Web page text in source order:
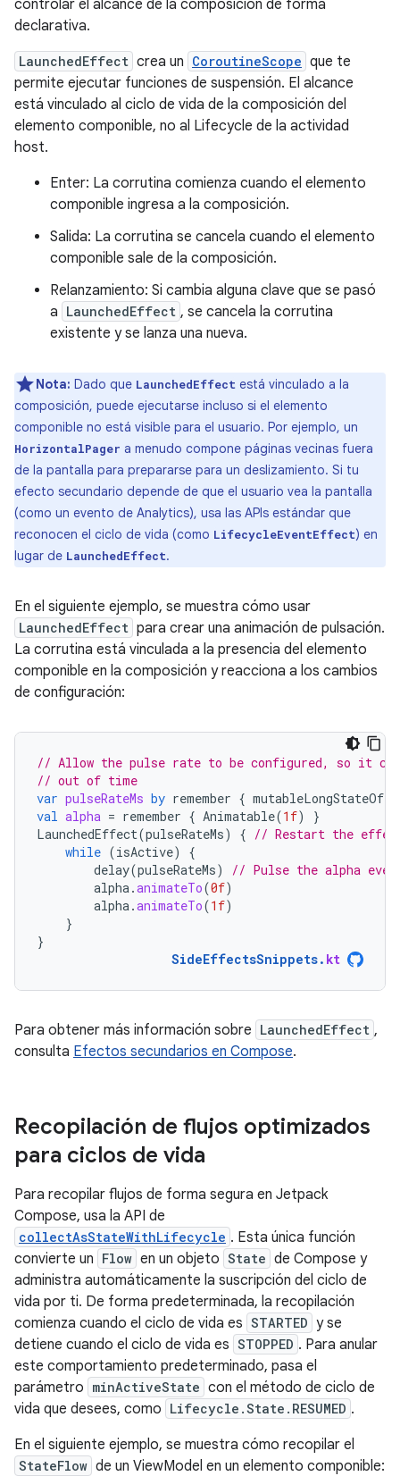
controlar el alcance de la composición de forma
declarativa.
LaunchedEffect crea un CoroutineScope que te
permite ejecutar funciones de suspensión. El alcance
está vinculado al ciclo de vida de la composición del
elemento componible, no al Lifecycle de la actividad
host.
Enter: La corrutina comienza cuando el elemento
componible ingresa a la composición.
Salida: La corrutina se cancela cuando el elemento
componible sale de la composición.
Relanzamiento: Si cambia alguna clave que se pasó
a LaunchedEffect , se cancela la corrutina
existente y se lanza una nueva.
Nota: Dado que LaunchedEffect está vinculado a la
composición, puede ejecutarse incluso si el elemento
componible no está visible para el usuario. Por ejemplo, un
HorizontalPager a menudo compone páginas vecinas fuera
de la pantalla para prepararse para un deslizamiento. Si tu
efecto secundario depende de que el usuario vea la pantalla
(como un evento de Analytics), usa las APIs estándar que
reconocen el ciclo de vida (como LifecycleEventEffect) en
lugar de LaunchedEffect.
En el siguiente ejemplo, se muestra cómo usar
LaunchedEffect para crear una animación de pulsación.
La corrutina está vinculada a la presencia del elemento
componible en la composición y reacciona a los cambios
de configuración:
// Allow the pulse rate to be configured, so it
// out of time
var pulseRateMs by remember { mutableLongStateOf
val alpha = remember { Animatable(1f)
}
LaunchedEffect(pulseRateMs) { // Restart the effect
while (isActive)
{
delay(pulseRateMs)
// Pulse the alpha
alpha.animateTo(0f)
alpha.animateTo(1f)
}
}
SideEffectsSnippets. kt
Para obtener más información sobre LaunchedEffect ,
consulta Efectos secundarios en Compose.
Recopilación de flujos optimizados
para ciclos de vida
Para recopilar flujos de forma segura en Jetpack
Compose, usa la API de
collectAsStateWithLifecycle . Esta única función
convierte un Flow en un objeto State de Compose y
administra automáticamente la suscripción del ciclo de
vida por ti. De forma predeterminada, la recopilación
comienza cuando el ciclo de vida es STARTED y se
detiene cuando el ciclo de vida es STOPPED . Para anular
este comportamiento predeterminado, pasa el
parámetro minActiveState con el método de ciclo de
vida que desees, como Lifecycle.State.RESUMED .
En el siguiente ejemplo, se muestra cómo recopilar el
StateFlow de un ViewModel en un elemento componible: